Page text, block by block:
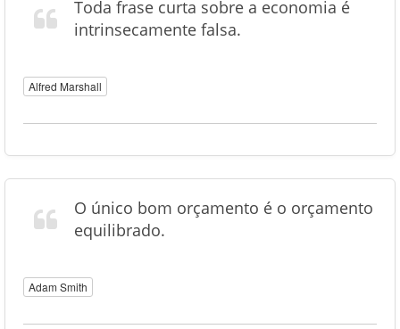
Toda frase curta sobre a economia é
intrinsecamente falsa.
Alfred Marshall
O único bom orçamento é o orçamento
equilibrado.
Adam Smith